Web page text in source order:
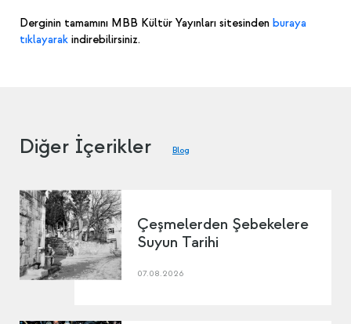
Derginin tamamını MBB Kültür Yayınları sitesinden buraya
tıklayarak indirebilirsiniz.
Diğer İçerikler Blog
Çeşmelerden Şebekelere
Suyun Tarihi
07.08.2026